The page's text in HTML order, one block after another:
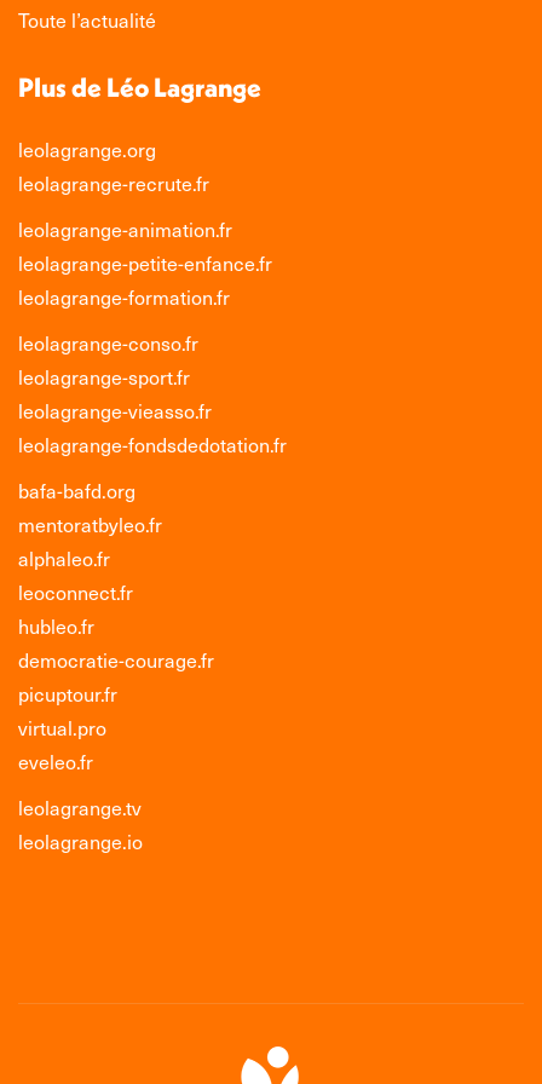
Toute l’actualité
Plus de Léo Lagrange
leolagrange.org
leolagrange-recrute.fr
leolagrange-animation.fr
leolagrange-petite-enfance.fr
leolagrange-formation.fr
leolagrange-conso.fr
leolagrange-sport.fr
leolagrange-vieasso.fr
leolagrange-fondsdedotation.fr
bafa-bafd.org
mentoratbyleo.fr
alphaleo.fr
leoconnect.fr
hubleo.fr
democratie-courage.fr
picuptour.fr
virtual.pro
eveleo.fr
leolagrange.tv
leolagrange.io